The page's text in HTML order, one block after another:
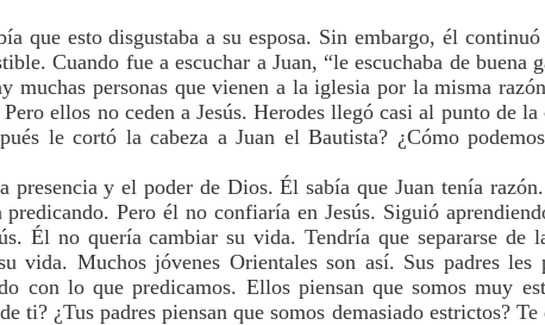
que esto disgustaba a su esposa. Sin embargo, él
Cuando fue a escuchar a Juan, “le escuchaba de buena
muchas personas que vienen a la iglesia por la misma
ellos no ceden a Jesús. Herodes llegó casi al punto de
le cortó la cabeza a Juan el Bautista? ¿Cómo
presencia y el poder de Dios. Él sabía que Juan tenía
Pero él no confiaría en Jesús. Siguió
Él no quería cambiar su vida. Tendría que separarse de
vida. Muchos jóvenes Orientales son así. Sus padres
con lo que predicamos. Ellos piensan que somos muy
ti? ¿Tus padres piensan que somos demasiado estrictos?